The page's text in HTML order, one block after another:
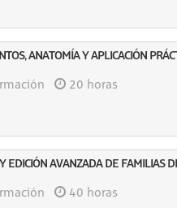
ANATOMÍA Y APLICACIÓN
20 horas
EDICIÓN AVANZADA DE FAMILIAS
40 horas